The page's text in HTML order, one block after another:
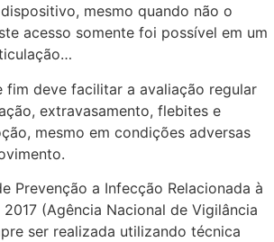
mesmo quando não o
acesso somente foi possível em um
fim deve facilitar a avaliação regular
extravasamento, flebites e
mesmo em condições adversas
Prevenção a Infecção Relacionada à
(Agência Nacional de Vigilância
ser realizada utilizando técnica